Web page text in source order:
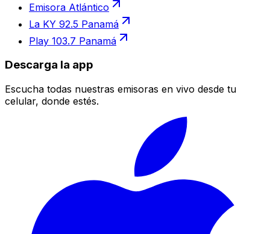
Emisora Atlántico
La KY 92.5 Panamá
Play 103.7 Panamá
Descarga la app
Escucha todas nuestras emisoras en vivo desde tu
celular, donde estés.